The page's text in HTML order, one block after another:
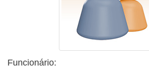
Funcionário: